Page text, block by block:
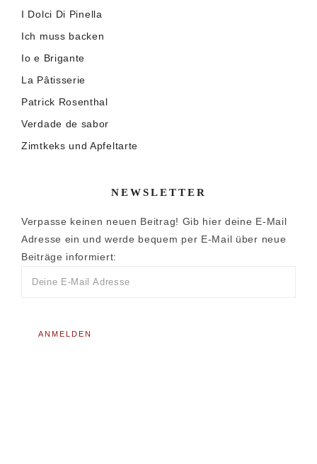
I Dolci Di Pinella
Ich muss backen
Io e Brigante
La Pâtisserie
Patrick Rosenthal
Verdade de sabor
Zimtkeks und Apfeltarte
NEWSLETTER
Verpasse keinen neuen Beitrag! Gib hier deine E-Mail
Adresse ein und werde bequem per E-Mail über neue
Beiträge informiert: